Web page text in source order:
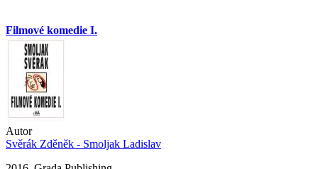
Filmové komedie I.
Autor
Svěrák Zděněk - Smoljak Ladislav